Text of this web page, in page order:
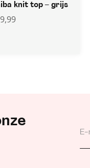
knit top – grijs